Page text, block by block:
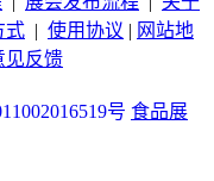
式 | 使用协议 | 网站地
见反馈
号 食品展